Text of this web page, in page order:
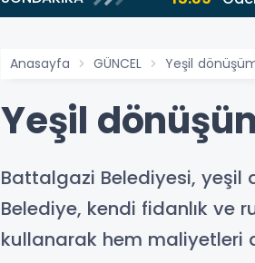
Anasayfa GÜNCEL Yeşil
Yeşil
Battalgazi Belediyesi, yeşil
Belediye, kendi fidanlık
kullanarak hem maliyetleri